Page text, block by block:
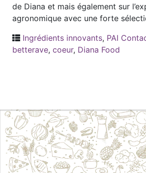
de Diana et mais également sur
agronomique avec une forte
Ingrédients innovants, PAI
betterave, coeur, Diana Food